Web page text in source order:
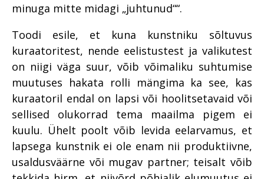
minuga mitte midagi „juhtunud““.
Toodi esile, et kuna kunstniku sõltuvus
kuraatoritest, nende eelistustest ja valikutest
on niigi väga suur, võib võimaliku suhtumise
muutuses hakata rolli mängima ka see, kas
kuraatoril endal on lapsi või hoolitsetavaid või
sellised olukorrad tema maailma pigem ei
kuulu. Ühelt poolt võib levida eelarvamus, et
lapsega kunstnik ei ole enam nii produktiivne,
usaldusväärne või mugav partner; teisalt võib